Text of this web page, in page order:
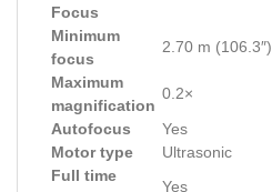
Focus
Minimum
focus
2.70 m (106.3″)
Maximum
magnification
0.2×
Autofocus
Yes
Motor type
Ultrasonic
Full time
Yes